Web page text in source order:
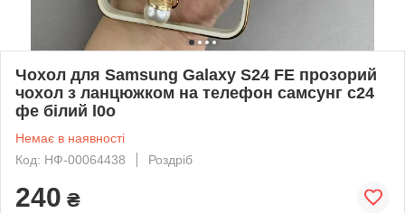
Чохол для Samsung Galaxy S24 FE прозорий
чохол з ланцюжком на телефон самсунг с24
фе білий l0o
Немає в наявності
Код: НФ-00064438
Роздріб
240 ₴